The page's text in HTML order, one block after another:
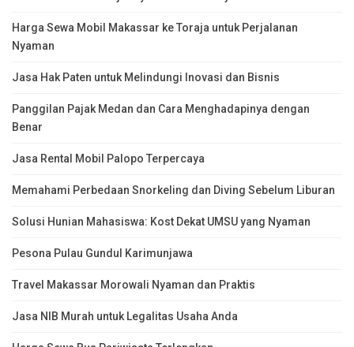
Harga Sewa Mobil Makassar ke Toraja untuk Perjalanan
Nyaman
Jasa Hak Paten untuk Melindungi Inovasi dan Bisnis
Panggilan Pajak Medan dan Cara Menghadapinya dengan
Benar
Jasa Rental Mobil Palopo Terpercaya
Memahami Perbedaan Snorkeling dan Diving Sebelum Liburan
Solusi Hunian Mahasiswa: Kost Dekat UMSU yang Nyaman
Pesona Pulau Gundul Karimunjawa
Travel Makassar Morowali Nyaman dan Praktis
Jasa NIB Murah untuk Legalitas Usaha Anda